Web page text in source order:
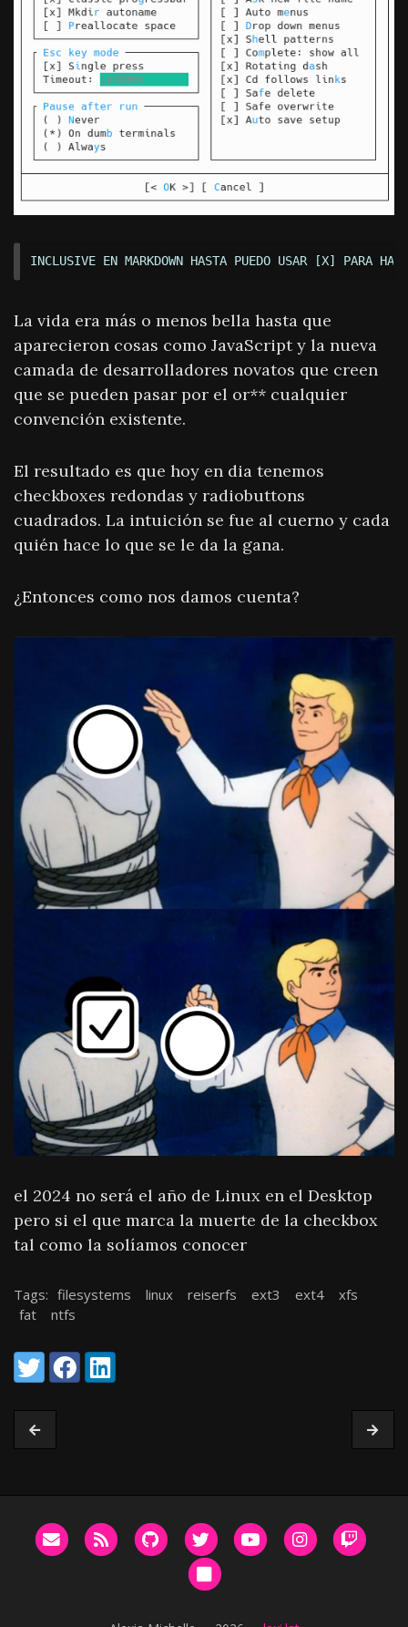
La vida era más o menos bella hasta que
aparecieron cosas como JavaScript y la nueva
camada de desarrolladores novatos que creen
que se pueden pasar por el or** cualquier
convención existente.
El resultado es que hoy en dia tenemos
checkboxes redondas y radiobuttons
cuadrados. La intuición se fue al cuerno y cada
quién hace lo que se le da la gana.
¿Entonces como nos damos cuenta?
el 2024 no será el año de Linux en el Desktop
pero si el que marca la muerte de la checkbox
tal como la solíamos conocer
Tags: filesystems linux reiserfs ext3 ext4
xfs
fat
ntfs
Share:
TwitterFacebookLinkedIn
Email me RSS GitHub Twitter YouTube Instagram